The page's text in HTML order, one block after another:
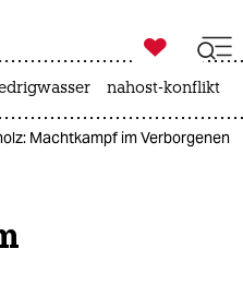
ich

taz zahl ich
nahost-konflikt
Machtkampf im Verborgenen